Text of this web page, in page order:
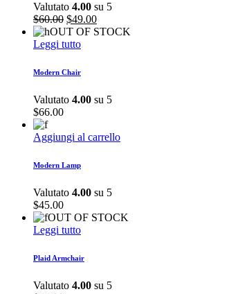
Valutato 4.00 su 5
$60.00 Il
prezzo
originale
$60.00.
$49.00Il
prezzo
OUT OF STOCK
Leggi tutto
Modern Chair
Valutato 4.00 su 5
$66.00
Aggiungi al carrello
Modern Lamp
Valutato 4.00 su 5
$45.00
OUT OF STOCK
Leggi tutto
Plaid Armchair
Valutato 4.00 su 5